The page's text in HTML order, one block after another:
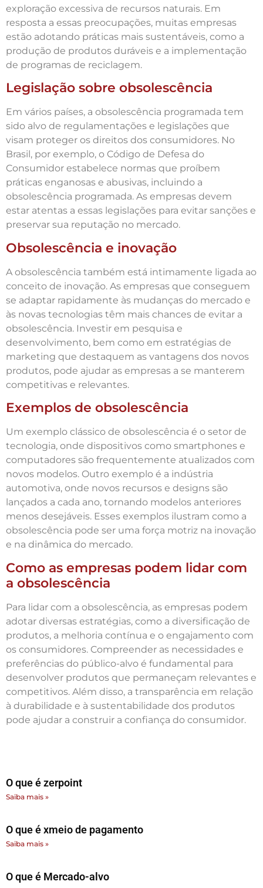
exploração excessiva de recursos naturais. Em
resposta a essas preocupações, muitas empresas
estão adotando práticas mais sustentáveis, como a
produção de produtos duráveis e a implementação
de programas de reciclagem.
Legislação sobre obsolescência
Em vários países, a obsolescência programada tem
sido alvo de regulamentações e legislações que
visam proteger os direitos dos consumidores. No
Brasil, por exemplo, o Código de Defesa do
Consumidor estabelece normas que proíbem
práticas enganosas e abusivas, incluindo a
obsolescência programada. As empresas devem
estar atentas a essas legislações para evitar sanções e
preservar sua reputação no mercado.
Obsolescência e inovação
A obsolescência também está intimamente ligada ao
conceito de inovação. As empresas que conseguem
se adaptar rapidamente às mudanças do mercado e
às novas tecnologias têm mais chances de evitar a
obsolescência. Investir em pesquisa e
desenvolvimento, bem como em estratégias de
marketing que destaquem as vantagens dos novos
produtos, pode ajudar as empresas a se manterem
competitivas e relevantes.
Exemplos de obsolescência
Um exemplo clássico de obsolescência é o setor de
tecnologia, onde dispositivos como smartphones e
computadores são frequentemente atualizados com
novos modelos. Outro exemplo é a indústria
automotiva, onde novos recursos e designs são
lançados a cada ano, tornando modelos anteriores
menos desejáveis. Esses exemplos ilustram como a
obsolescência pode ser uma força motriz na inovação
e na dinâmica do mercado.
Como as empresas podem lidar com
a obsolescência
Para lidar com a obsolescência, as empresas podem
adotar diversas estratégias, como a diversificação de
produtos, a melhoria contínua e o engajamento com
os consumidores. Compreender as necessidades e
preferências do público-alvo é fundamental para
desenvolver produtos que permaneçam relevantes e
competitivos. Além disso, a transparência em relação
à durabilidade e à sustentabilidade dos produtos
pode ajudar a construir a confiança do consumidor.
O que é zerpoint
Saiba mais »
O que é xmeio de pagamento
Saiba mais »
O que é Mercado-alvo